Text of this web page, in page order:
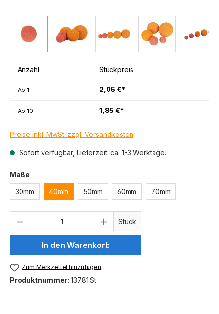
Anzahl Stückpreis
Ab 1 2,05 €*
Ab 10 1,85 €*
Preise inkl. MwSt. zzgl. Versandkosten
Sofort verfügbar, Lieferzeit: ca. 1-3 Werktage.
Maße
30mm 40mm 50mm 60mm 70mm
Produkt Anzahl: Gib den
Stück
In den Warenkorb
Zum Merkzettel hinzufügen
Produktnummer: 13781.St